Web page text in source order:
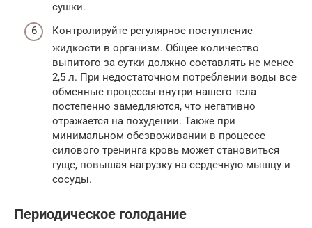
сушки.
Контролируйте регулярное поступление
жидкости в организм. Общее количество
выпитого за сутки должно составлять не менее
2,5 л. При недостаточном потреблении воды все
обменные процессы внутри нашего тела
постепенно замедляются, что негативно
отражается на похудении. Также при
минимальном обезвоживании в процессе
силового тренинга кровь может становиться
гуще, повышая нагрузку на сердечную мышцу и
сосуды.
Периодическое голодание